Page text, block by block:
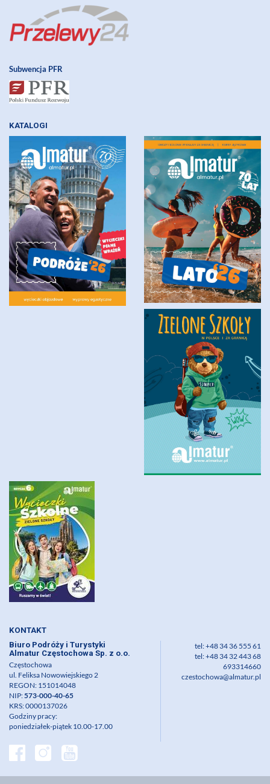
Subwencja PFR
KATALOGI
KONTAKT
Biuro Podróży i Turystyki
Almatur Częstochowa Sp. z o.o.
Częstochowa
ul. Feliksa Nowowiejskiego 2
REGON: 151014048
NIP:573-000-40-65
KRS: 0000137026
Godziny pracy:
poniedziałek-piątek 10.00-17.00
tel: +48 34 36 555 61
tel: +48 34 32 443 68
693314660
czestochowa@almatur.pl